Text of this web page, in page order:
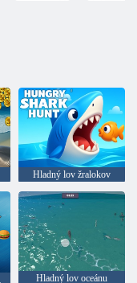
Hladný lov žralokov
Hladný lov oceánu